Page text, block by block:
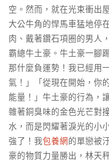
空。然而，就在光束衝出
大公牛角的悍馬車猛地停
肉、戴著鑽石項圈的男人
霸總牛土豪。牛土豪一腳
那什麼負運勢！我已經用
氣！」「從現在開始，你
能量！」牛土豪的行為，
雜著銅臭味的金色光芒對
水，而是閃耀著淚光的小
強了！我包養網的單戀被
豪的物質力量勝出，林天